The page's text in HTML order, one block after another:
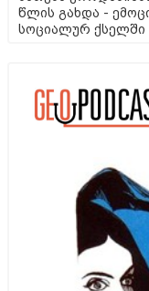
წლის გახდა -
სოციალურ ქსელში